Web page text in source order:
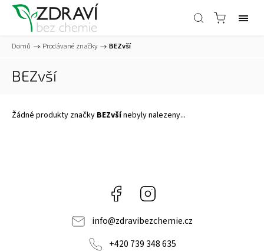
Domů / Prodávané značky / BEZvší
BEZvší
Žádné produkty značky BEZvšínebyly nalezeny...
Facebook
info@zdravibezchemie.cz
+420 739 348 635